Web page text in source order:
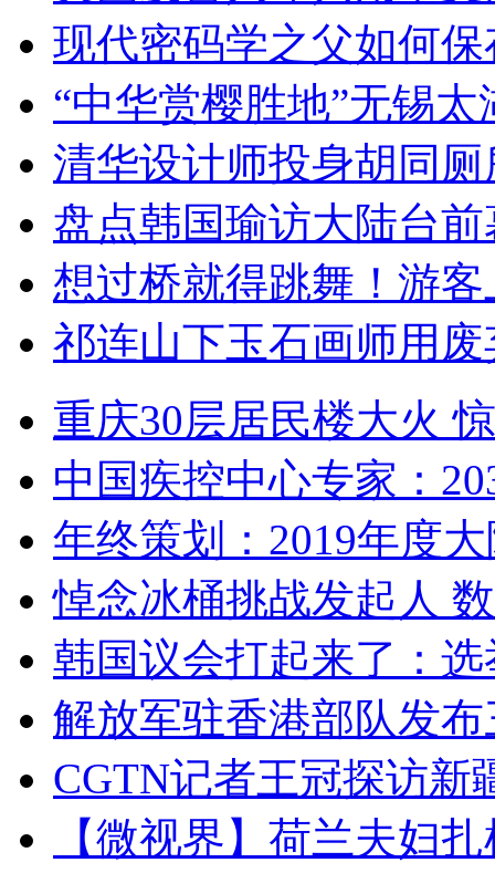
现代密码学之父如何
“中华赏樱胜地”无锡
清华设计师投身胡同
盘点韩国瑜访大陆台
想过桥就得跳舞！游客
祁连山下玉石画师用
重庆30层居民楼大火
中国疾控中心专家：
年终策划：2019年度
悼念冰桶挑战发起人
韩国议会打起来了：
解放军驻香港部队发
CGTN记者王冠探访新
【微视界】荷兰夫妇